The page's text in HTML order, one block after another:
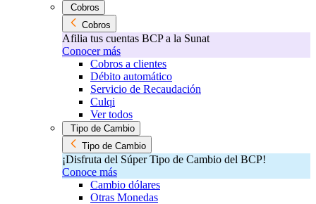
Cobros
Cobros
Afilia tus cuentas BCP a la Sunat
Conocer más
Cobros a clientes
Débito automático
Servicio de Recaudación
Culqi
Ver todos
Tipo de Cambio
Tipo de Cambio
¡Disfruta del Súper Tipo de Cambio del BCP!​
Conoce más
Cambio dólares
Otras Monedas